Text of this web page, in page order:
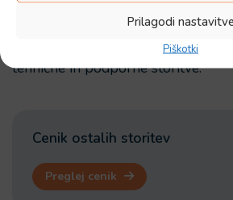
Prilagodi
Piškotki
Poleg osnovnih javnih služb
storitve, povezane z upravljanjem
kanalizacijskega sistema. Ceniki
tehnične in podporne storitve.
Cenik ostalih storitev
Preglej cenik